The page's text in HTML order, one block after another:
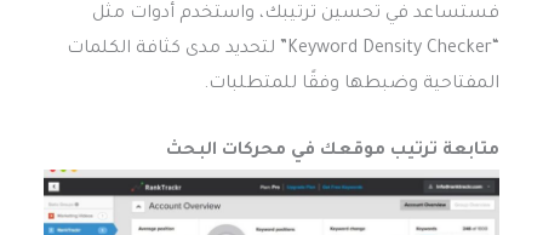
فستساعد في تحسين ترتيبك، واستخدم أدوات مثل
“Keyword Density Checker” لتحديد مدى كثافة الكلمات
المفتاحية وضبطها وفقًا للمتطلبات.
متابعة ترتيب موقعك في محركات البحث